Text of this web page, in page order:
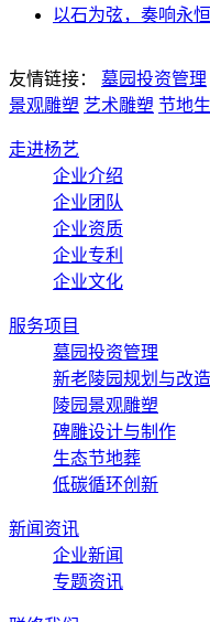
以石为弦，奏响永
友情链接： 墓园投资管理
景观雕塑 艺术雕塑 节地
走进杨艺
企业介绍
企业团队
企业资质
企业专利
企业文化
服务项目
墓园投资管理
新老陵园规划与改造
陵园景观雕塑
碑雕设计与制作
生态节地葬
低碳循环创新
新闻资讯
企业新闻
专题资讯